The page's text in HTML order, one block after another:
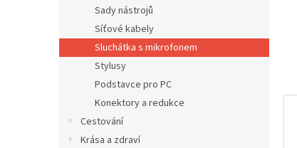
Sady nástrojů
Síťové kabely
Sluchátka s mikrofonem
Stylusy
Podstavce pro PC
Konektory a redukce
Cestování
Krása a zdraví